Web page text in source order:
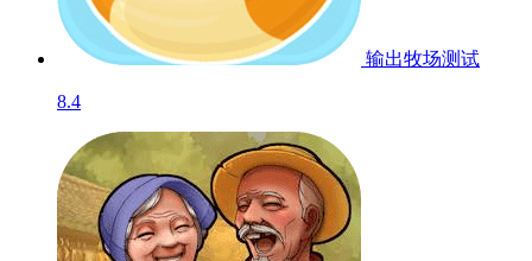
输出牧场测试
8.4